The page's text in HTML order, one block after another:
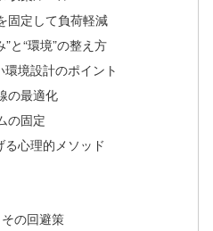
固定して負荷軽減
と“環境”の整え方
境設計のポイント
の最適化
の固定
心理的メソッド
の回避策